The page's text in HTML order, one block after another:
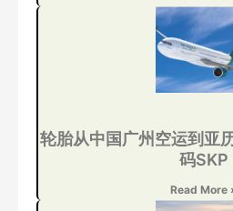
轮胎从中国广州空运到亚
码SKP
Read More